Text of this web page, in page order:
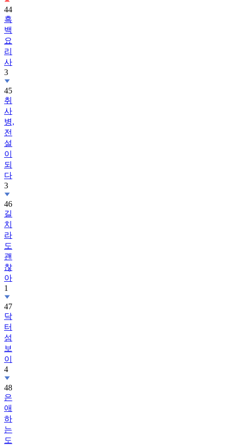
44
흑
백
요
리
사
3
45
취
사
병,
전
설
이
되
다
3
46
길
치
라
도
괜
찮
아
1
47
닥
터
섬
보
이
4
48
은
애
하
는
도